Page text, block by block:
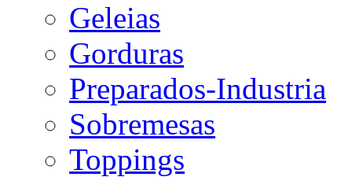
Geleias
Gorduras
Preparados-Industria
Sobremesas
Toppings